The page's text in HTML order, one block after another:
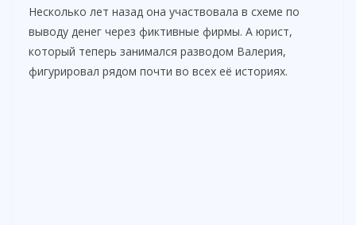
Несколько лет назад она участвовала в схеме по
выводу денег через фиктивные фирмы. А юрист,
который теперь занимался разводом Валерия,
фигурировал рядом почти во всех её историях.